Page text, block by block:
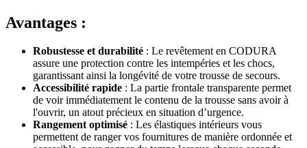
Avantages :
Robustesse et durabilité : Le revêtement en CODURA
assure une protection contre les intempéries et les chocs,
garantissant ainsi la longévité de votre trousse de secours.
Accessibilité rapide : La partie frontale transparente permet
de voir immédiatement le contenu de la trousse sans avoir à
l'ouvrir, un atout précieux en situation d’urgence.
Rangement optimisé : Les élastiques intérieurs vous
permettent de ranger vos fournitures de manière ordonnée et